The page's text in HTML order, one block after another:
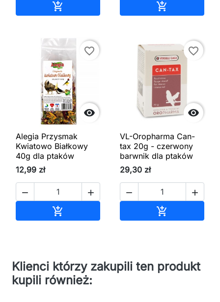
 

favorite_border
Alegia Przysmak
Kwiatowo Białkowy
40g dla ptaków
12,99 zł
 


favorite_border
VL-Oropharma Can-
tax 20g - czerwony
barwnik dla ptaków
29,30 zł
 

Klienci którzy zakupili ten produkt
kupili również: